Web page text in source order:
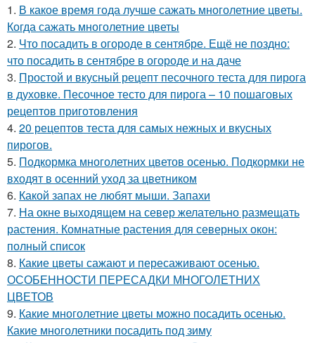
1. В какое время года лучше сажать многолетние цветы.
Когда сажать многолетние цветы
2. Что посадить в огороде в сентябре. Ещё не поздно:
что посадить в сентябре в огороде и на даче
3. Простой и вкусный рецепт песочного теста для пирога
в духовке. Песочное тесто для пирога – 10 пошаговых
рецептов приготовления
4. 20 рецептов теста для самых нежных и вкусных
пирогов.
5. Подкормка многолетних цветов осенью. Подкормки не
входят в осенний уход за цветником
6. Какой запах не любят мыши. Запахи
7. На окне выходящем на север желательно размещать
растения. Комнатные растения для северных окон:
полный список
8. Какие цветы сажают и пересаживают осенью.
ОСОБЕННОСТИ ПЕРЕСАДКИ МНОГОЛЕТНИХ
ЦВЕТОВ
9. Какие многолетние цветы можно посадить осенью.
Какие многолетники посадить под зиму